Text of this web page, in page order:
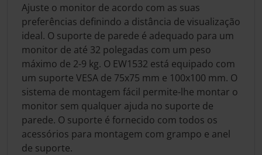
Ajuste o monitor de acordo com as suas
preferências definindo a distância de visualização
ideal. O suporte de parede é adequado para um
monitor de até 32 polegadas com um peso
máximo de 2-9 kg. O EW1532 está equipado com
um suporte VESA de 75x75 mm e 100x100 mm. O
sistema de montagem fácil permite-lhe montar o
monitor sem qualquer ajuda no suporte de
parede. O suporte é fornecido com todos os
acessórios para montagem com grampo e anel
de suporte.